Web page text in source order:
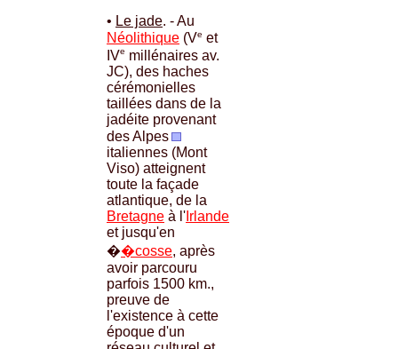
• Le jade. - Au
Néolithique (Ve et
IVe millénaires av.
JC), des haches
cérémonielles
taillées dans de la
jadéite provenant
des Alpes
italiennes (Mont
Viso) atteignent
toute la façade
atlantique, de la
Bretagne à l' Irlande
et jusqu'en
��cosse, après
avoir parcouru
parfois 1500 km.,
preuve de
l'existence à cette
époque d'un